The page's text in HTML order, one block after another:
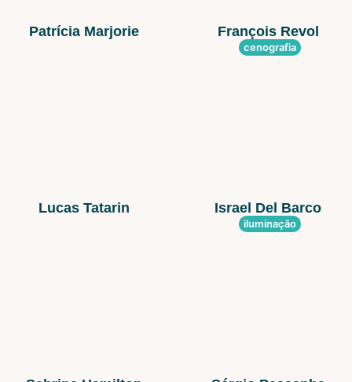
EstadoPatrícia Marjorie François Revol
cenografia
Lucas Tatarin Israel Del Barco
iluminação